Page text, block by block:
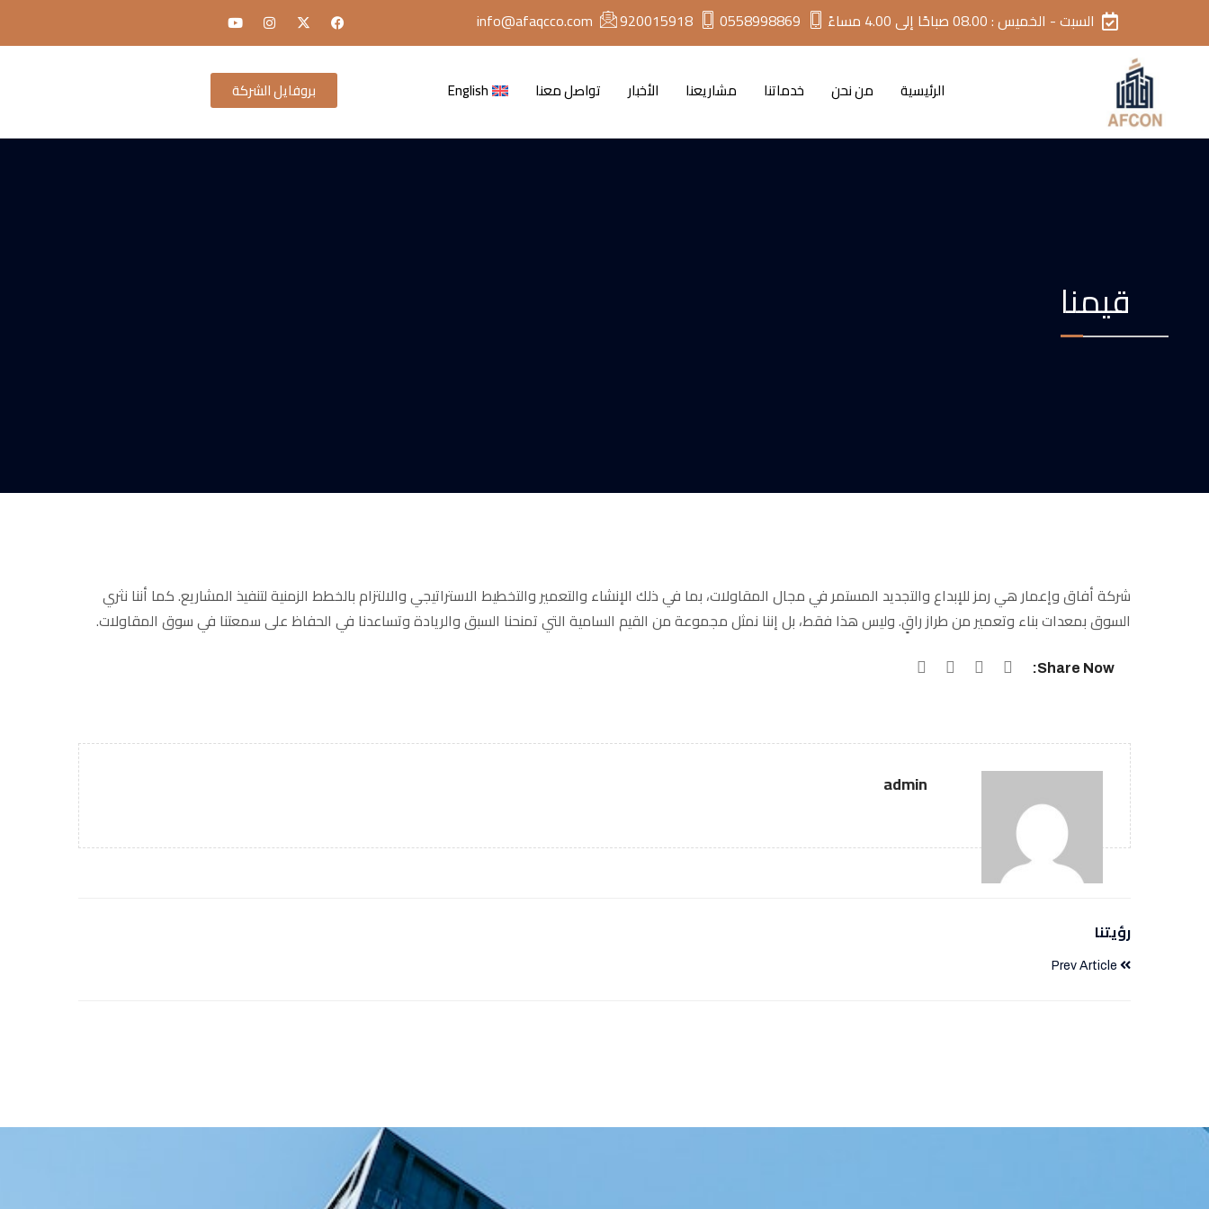
السبت - الخميس : 08.00 صباحًا إلى 4.00 مساءً 0558998869
920015918
info@afaqcco.com
الرئيسية من نحن خدماتنا مشاريعنا الأخبار تواصل معنا English بروفايل الشركة
قيمنا
شركة أفاق وإعمار هي رمز للإبداع والتجديد المستمر في مجال المقاولات، بما في ذلك الإنشاء والتعمير والتخطيط الاستراتيجي والالتزام بالخطط الزمنية لتنفيذ المشاريع. كما أننا نثري
السوق بمعدات بناء وتعمير من طراز راقٍ. وليس هذا فقط، بل إننا نمثل مجموعة من القيم السامية التي تمنحنا السبق والريادة وتساعدنا في الحفاظ على سمعتنا في سوق المقاولات.
Share Now:
admin
رؤيتنا